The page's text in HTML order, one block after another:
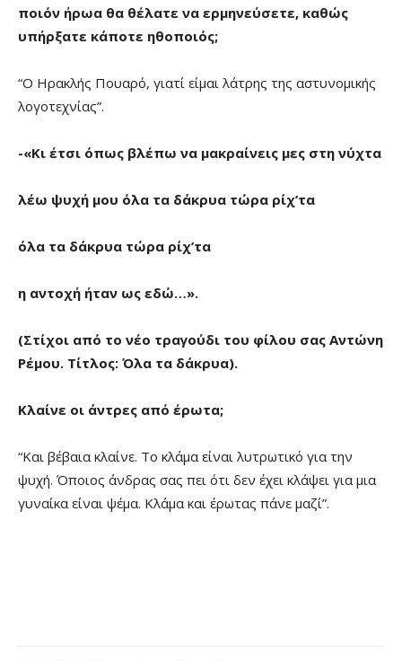
ποιόν ήρωα θα θέλατε να ερμηνεύσετε, καθώς
υπήρξατε κάποτε ηθοποιός;
“Ο Ηρακλής Πουαρό, γιατί είμαι λάτρης της αστυνομικής
λογοτεχνίας”.
-«Κι έτσι όπως βλέπω να μακραίνεις μες στη νύχτα
λέω ψυχή μου όλα τα δάκρυα τώρα ρίχ’τα
όλα τα δάκρυα τώρα ρίχ’τα
η αντοχή ήταν ως εδώ…».
(Στίχοι από το νέο τραγούδι του φίλου σας Αντώνη
Ρέμου. Τίτλος: Όλα τα δάκρυα).
Κλαίνε οι άντρες από έρωτα;
“Και βέβαια κλαίνε. Το κλάμα είναι λυτρωτικό για την
ψυχή. Όποιος άνδρας σας πει ότι δεν έχει κλάψει για μια
γυναίκα είναι ψέμα. Κλάμα και έρωτας πάνε μαζί”.